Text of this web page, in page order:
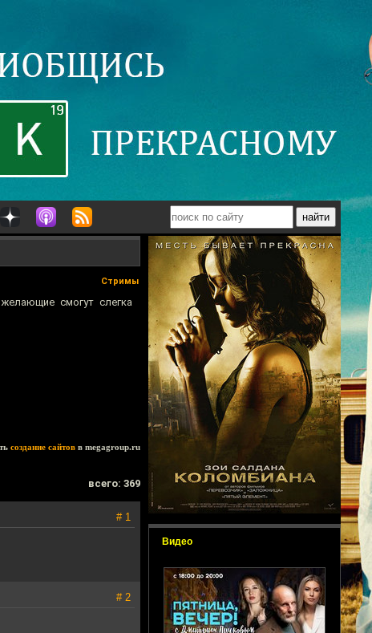
Видео
Стримы
смогут слегка
создание сайтов в megagroup.ru
всего: 369
# 1
# 2